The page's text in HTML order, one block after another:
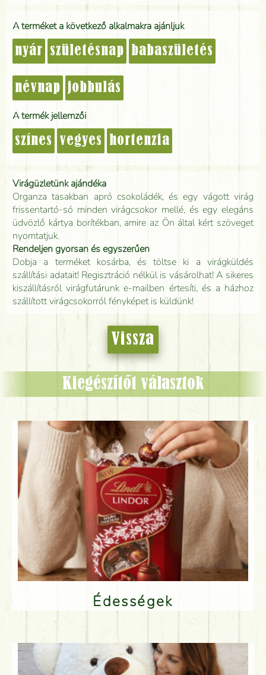
A terméket a következő alkalmakra ajánljuk
nyár születésnap babaszületés
névnap jobbulás
A termék jellemzői
színes vegyes hortenzia
Virágüzletünk ajándéka
Organza tasakban apró csokoládék, és egy vágott virág
frissentartó-só minden virágcsokor mellé, és egy elegáns
üdvözlő kártya borítékban, amire az Ön által kért szöveget
nyomtatjuk.
Rendeljen gyorsan és egyszerűen
Dobja a terméket kosárba, és töltse ki a virágküldés
szállítási adatait! Regisztráció nélkül is vásárolhat! A sikeres
kiszállításról virágfutárunk e-mailben értesíti, és a házhoz
szállított virágcsokorról fényképet is küldünk!
Vissza
Kiegészítőt választok
Édességek